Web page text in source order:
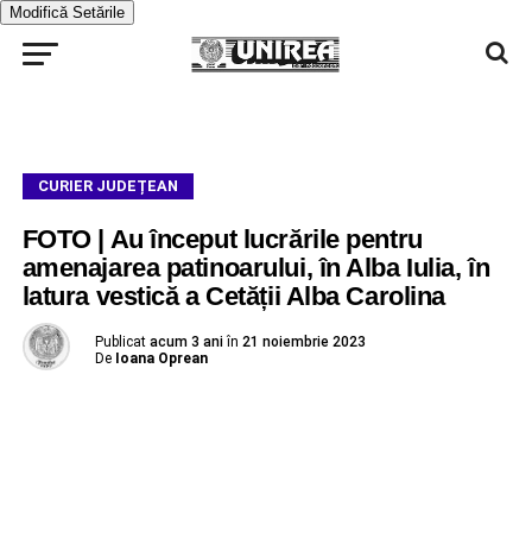
Modifică Setările
CURIER JUDEȚEAN
FOTO | Au început lucrările pentru
amenajarea patinoarului, în Alba Iulia, în
latura vestică a Cetății Alba Carolina
Publicat acum 3 ani în 21 noiembrie 2023
De Ioana Oprean